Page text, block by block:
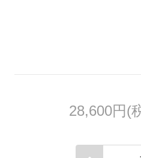
28,600円(